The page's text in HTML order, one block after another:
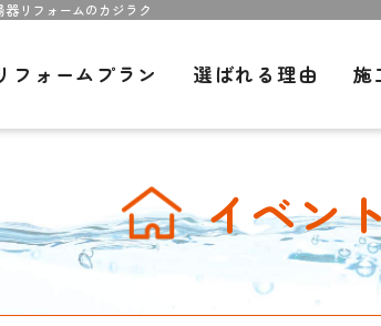
リフォームのカジラク
フォームプラン 選ばれる理由 施
イベン